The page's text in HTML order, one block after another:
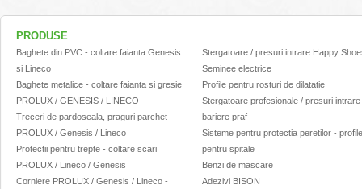
PRODUSE
Baghete din PVC - coltare faianta Genesis
si Lineco
Baghete metalice - coltare faianta si gresie
PROLUX / GENESIS / LINECO
Treceri de pardoseala, praguri parchet
PROLUX / Genesis / Lineco
Protectii pentru trepte - coltare scari
PROLUX / Lineco / Genesis
Corniere PROLUX / Genesis / Lineco -
Stergatoare / presuri intrare Happy
Seminee electrice
Profile pentru rosturi de dilatatie
Stergatoare profesionale / presuri intrare
bariere praf
Sisteme pentru protectia peretilor - profile
pentru spitale
Benzi de mascare
Adezivi BISON